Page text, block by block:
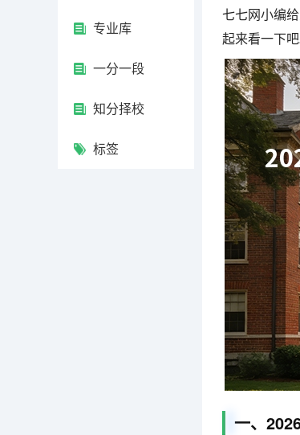
专业库
一分一段
知分择校
标签
七七网小编
起来看一下吧
一、